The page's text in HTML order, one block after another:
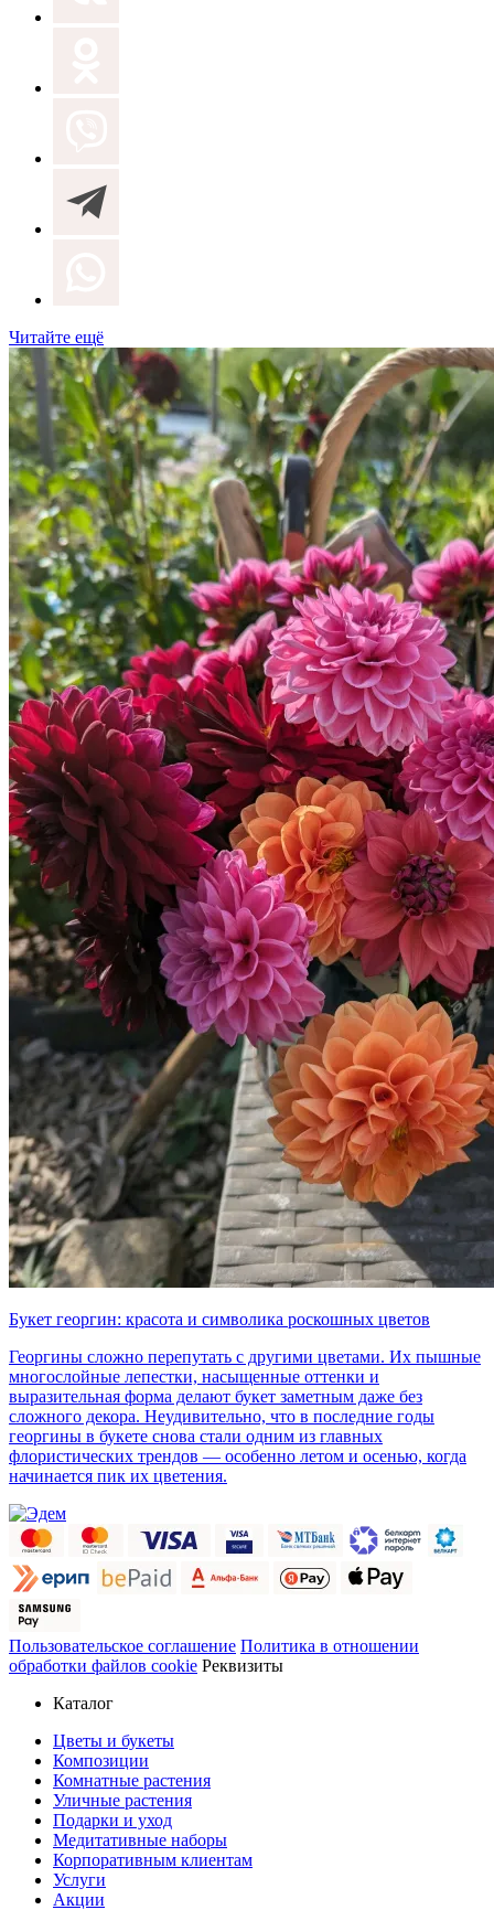
Читайте ещё
Букет георгин: красота и символика роскошных цветов
Георгины сложно перепутать с другими цветами. Их пышные
многослойные лепестки, насыщенные оттенки и
выразительная форма делают букет заметным даже без
сложного декора. Неудивительно, что в последние годы
георгины в букете снова стали одним из главных
флористических трендов — особенно летом и осенью, когда
начинается пик их цветения.
Пользовательское соглашение Политика в отношении
обработки файлов cookie Реквизиты
Каталог
Цветы и букеты
Композиции
Комнатные растения
Уличные растения
Подарки и уход
Медитативные наборы
Корпоративным клиентам
Услуги
Акции